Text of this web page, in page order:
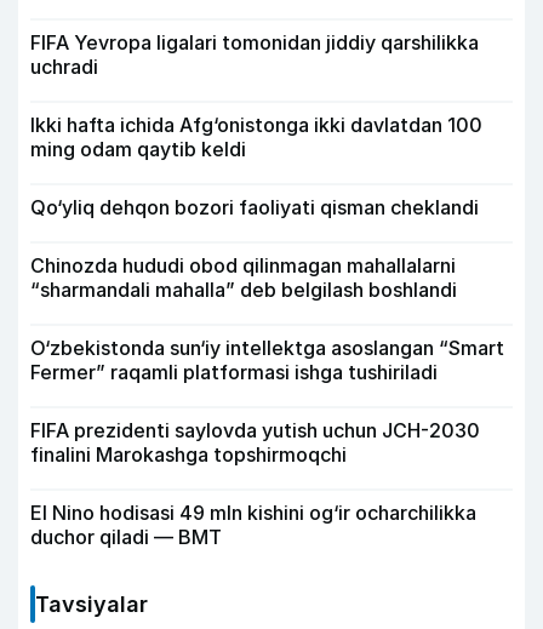
FIFA Yevropa ligalari tomonidan jiddiy qarshilikka
uchradi
Ikki hafta ichida Afg‘onistonga ikki davlatdan 100
ming odam qaytib keldi
Qo‘yliq dehqon bozori faoliyati qisman cheklandi
Chinozda hududi obod qilinmagan mahallalarni
“sharmandali mahalla” deb belgilash boshlandi
O‘zbekistonda sun‘iy intellektga asoslangan “Smart
Fermer” raqamli platformasi ishga tushiriladi
FIFA prezidenti saylovda yutish uchun JCH-2030
finalini Marokashga topshirmoqchi
El Nino hodisasi 49 mln kishini og‘ir ocharchilikka
duchor qiladi — BMT
Tavsiyalar